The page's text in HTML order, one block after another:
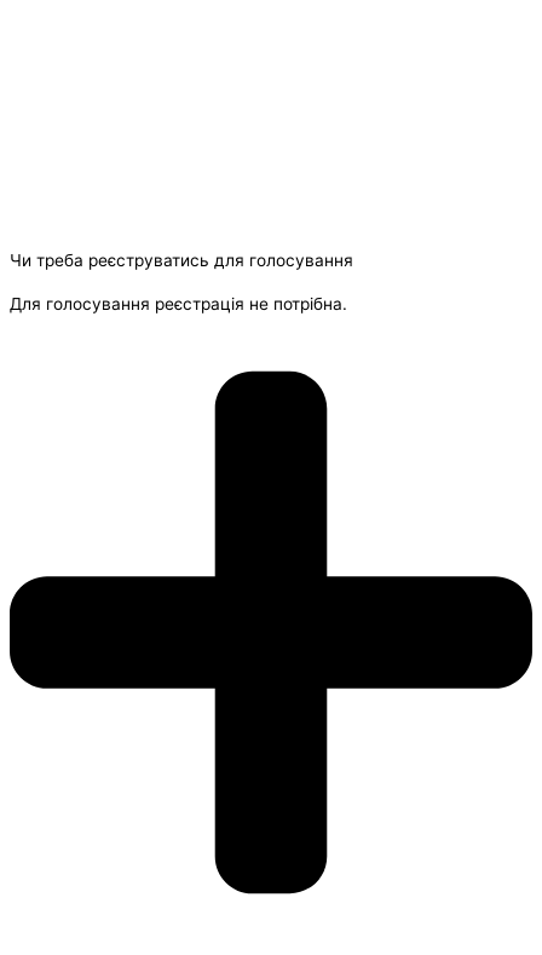
Чи треба реєструватись для голосування
Для голосування реєстрація не потрібна.